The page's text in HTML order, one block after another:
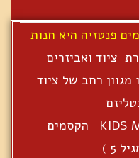
פנטזיה היא חנות
ציוד ואביזרים
רחב של ציוד
, KIDS MAGIC TRICK הקסמים
5 )